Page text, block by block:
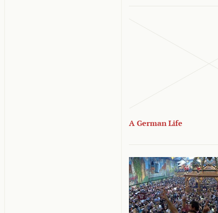
A German Life